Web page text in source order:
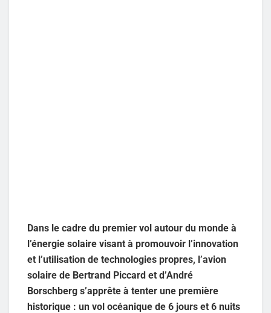
Dans le cadre du premier vol autour du monde à
l’énergie solaire visant à promouvoir l’innovation
et l’utilisation de technologies propres, l’avion
solaire de Bertrand Piccard et d’André
Borschberg s’apprête à tenter une première
historique : un vol océanique de 6 jours et 6 nuits